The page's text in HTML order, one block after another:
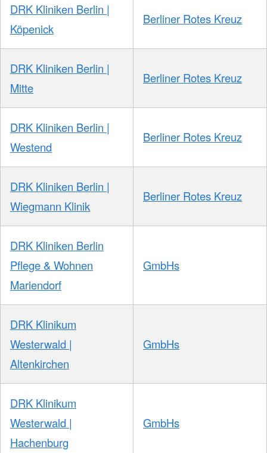
DRK Kliniken Berlin |
Köpenick
Berliner Rotes Kreuz
DRK Kliniken Berlin |
Mitte
Berliner Rotes Kreuz
DRK Kliniken Berlin |
Westend
Berliner Rotes Kreuz
DRK Kliniken Berlin |
Wiegmann Klinik
Berliner Rotes Kreuz
DRK Kliniken Berlin
Pflege & Wohnen
Mariendorf
GmbHs
DRK Klinikum
Westerwald |
Altenkirchen
GmbHs
DRK Klinikum
Westerwald |
Hachenburg
GmbHs